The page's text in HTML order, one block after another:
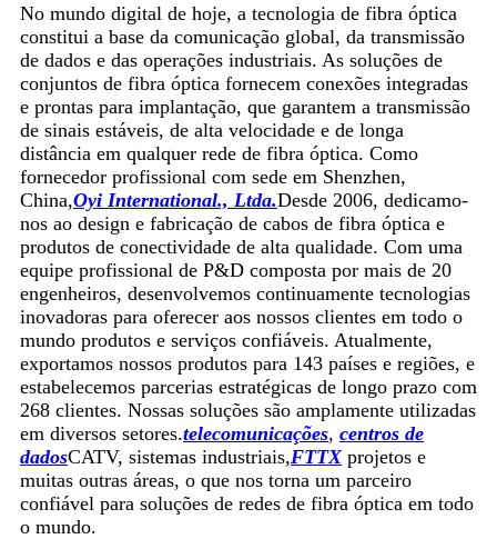
No mundo digital de hoje, a tecnologia de fibra óptica
constitui a base da comunicação global, da transmissão
de dados e das operações industriais. As soluções de
conjuntos de fibra óptica fornecem conexões integradas
e prontas para implantação, que garantem a transmissão
de sinais estáveis, de alta velocidade e de longa
distância em qualquer rede de fibra óptica. Como
fornecedor profissional com sede em Shenzhen,
China,Oyi International., Ltda.Desde 2006, dedicamo-
nos ao design e fabricação de cabos de fibra óptica e
produtos de conectividade de alta qualidade. Com uma
equipe profissional de P&D composta por mais de 20
engenheiros, desenvolvemos continuamente tecnologias
inovadoras para oferecer aos nossos clientes em todo o
mundo produtos e serviços confiáveis. Atualmente,
exportamos nossos produtos para 143 países e regiões, e
estabelecemos parcerias estratégicas de longo prazo com
268 clientes. Nossas soluções são amplamente utilizadas
em diversos setores.telecomunicações, centros de
dadosCATV, sistemas industriais,FTTX projetos e
muitas outras áreas, o que nos torna um parceiro
confiável para soluções de redes de fibra óptica em todo
o mundo.